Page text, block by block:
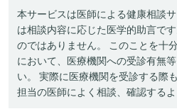
本サービスは医師による健康相談
は相談内容に応じた医学的助言で
のではありません。 このことを十
において、医療機関への受診有無
い。 実際に医療機関を受診する際
担当の医師によく相談、確認する